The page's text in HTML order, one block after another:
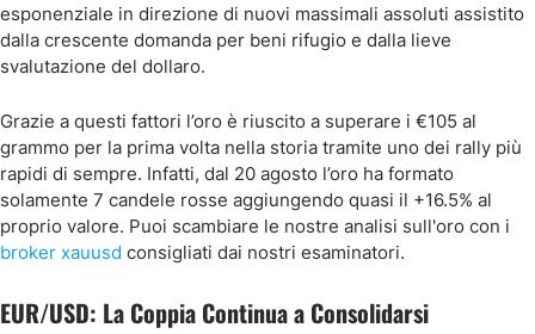
esponenziale in direzione di nuovi massimali assoluti assistito
dalla crescente domanda per beni rifugio e dalla lieve
svalutazione del dollaro.
Grazie a questi fattori l’oro è riuscito a superare i €105 al
grammo per la prima volta nella storia tramite uno dei rally più
rapidi di sempre. Infatti, dal 20 agosto l’oro ha formato
solamente 7 candele rosse aggiungendo quasi il +16.5% al
proprio valore. Puoi scambiare le nostre analisi sull'oro con i
broker xauusd consigliati dai nostri esaminatori.
EUR/USD: La Coppia Continua a Consolidarsi